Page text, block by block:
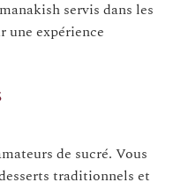
servis dans les
une expérience
de sucré. Vous
traditionnels et